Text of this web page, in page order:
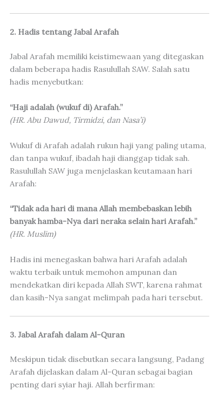
2. Hadis tentang Jabal Arafah
Jabal Arafah memiliki keistimewaan yang ditegaskan
dalam beberapa hadis Rasulullah SAW. Salah satu
hadis menyebutkan:
“Haji adalah (wukuf di) Arafah.”
(HR. Abu Dawud, Tirmidzi, dan Nasa’i)
Wukuf di Arafah adalah rukun haji yang paling utama,
dan tanpa wukuf, ibadah haji dianggap tidak sah.
Rasulullah SAW juga menjelaskan keutamaan hari
Arafah:
“Tidak ada hari di mana Allah membebaskan lebih
banyak hamba-Nya dari neraka selain hari Arafah.”
(HR. Muslim)
Hadis ini menegaskan bahwa hari Arafah adalah
waktu terbaik untuk memohon ampunan dan
mendekatkan diri kepada Allah SWT, karena rahmat
dan kasih-Nya sangat melimpah pada hari tersebut.
3. Jabal Arafah dalam Al-Quran
Meskipun tidak disebutkan secara langsung, Padang
Arafah dijelaskan dalam Al-Quran sebagai bagian
penting dari syiar haji. Allah berfirman: